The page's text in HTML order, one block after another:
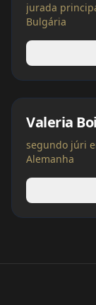
jurada
Bulgária
Valeria
segundo júri
Alemanha